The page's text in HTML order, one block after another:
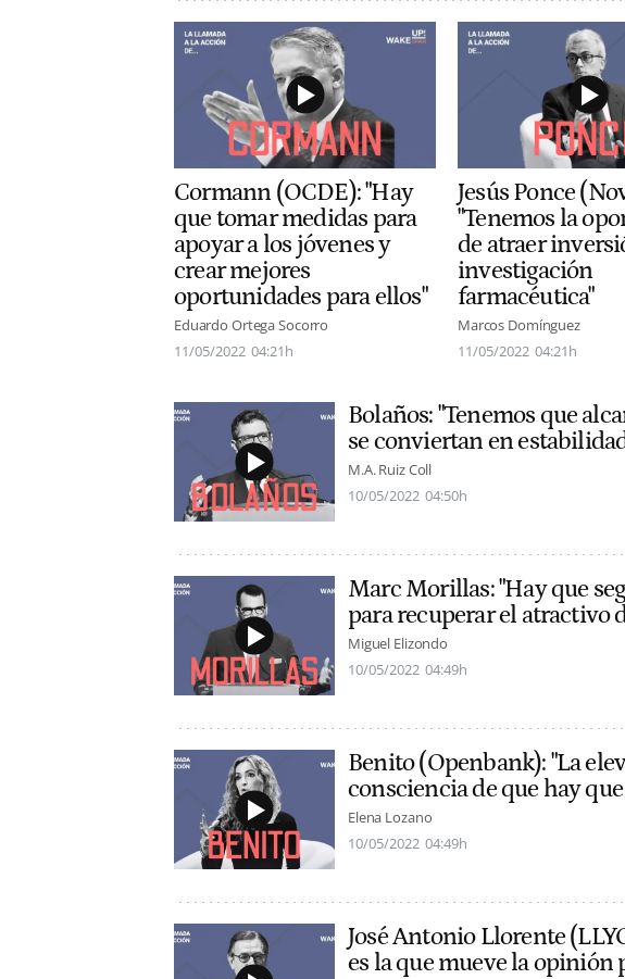
Cormann (OCDE): "Hay
que tomar medidas para
apoyar a los jóvenes y
crear mejores
oportunidades para ellos"
Eduardo Ortega Socorro
11/05/2022 04:21h
Jesús Ponce
"Tenemos la
de atraer
investigación
farmacéutica"
Marcos Domínguez
11/05/2022 04:21h
Bolaños: "Tenemos que
se conviertan en
M.A. Ruiz Coll
10/05/2022 04:50h
Marc Morillas: "Hay que
para recuperar el atractivo
Miguel Elizondo
10/05/2022 04:49h
Benito (Openbank): "La
consciencia de que hay
Elena Lozano
10/05/2022 04:49h
José Antonio Llorente
es la que mueve la opinión